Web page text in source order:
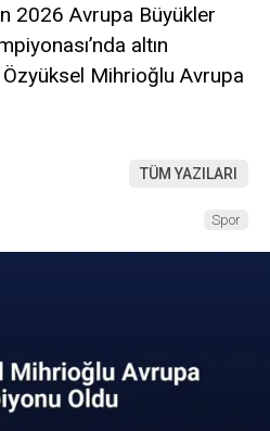
2026 Avrupa Büyükler
altın
Mihrioğlu Avrupa
TÜM YAZILARI
Spor